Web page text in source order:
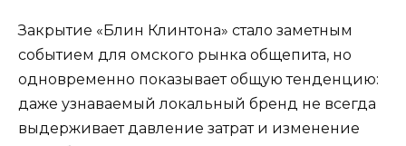
Закрытие «Блин Клинтона» стало заметным
событием для омского рынка общепита, но
одновременно показывает общую тенденцию:
даже узнаваемый локальный бренд не всегда
выдерживает давление затрат и изменение